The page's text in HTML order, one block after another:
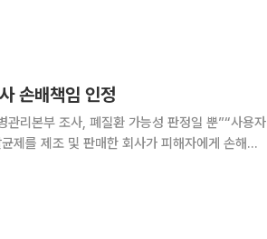
서 급증하는 연쇄상구균독성쇼크
손배책임 인정
리본부 조사, 폐질환 가능성 판정일 뿐”“사용자